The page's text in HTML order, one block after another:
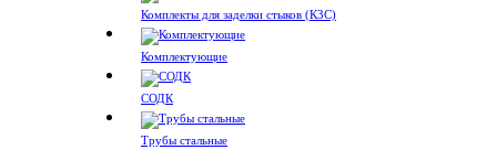
Комплекты для заделки стыков (КЗС)
Комплектующие
СОДК
Трубы стальные